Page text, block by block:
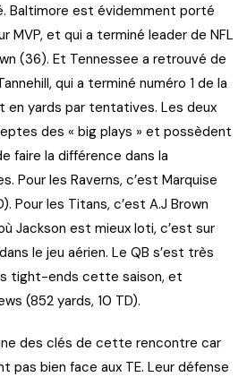
Baltimore est évidemment porté
MVP, et qui a terminé leader de NFL
(36). Et Tennessee a retrouvé de
qui a terminé numéro 1 de la
en yards par tentatives. Les deux
des « big plays » et possèdent
faire la différence dans la
Pour les Raverns, c’est Marquise
Pour les Titans, c’est A.J Brown
Jackson est mieux loti, c’est sur
le jeu aérien. Le QB s’est très
tight-ends cette saison, et
(852 yards, 10 TD).
des clés de cette rencontre car
pas bien face aux TE. Leur défense